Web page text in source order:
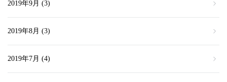
2019年9月 (3)
2019年8月 (3)
2019年7月 (4)